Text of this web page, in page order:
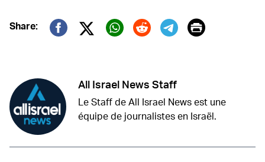
Share:
Twitter (X)
Print
All Israel News Staff
Le Staff de All Israel News est une
équipe de journalistes en Israël.